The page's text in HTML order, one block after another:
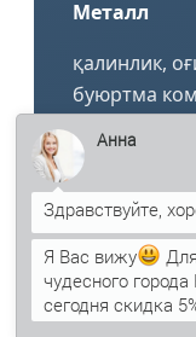
Металл
қалинлик,
буюртма
Қоплама
рухланган
Уланиш
Анна
Я Вас вижу
чудесного
сегодня скидка
Аннапечатает...